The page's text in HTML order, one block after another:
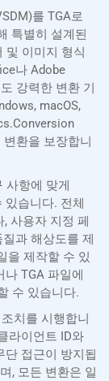
를 TGA로
특별히 설계된
및 이미지 형식
나 Adobe
강력한 변환 기
macOS,
환을 보장합니
사항에 맞게
있습니다. 전체
사용자 지정 페
과 해상도를 제
을 제작할 수 있
TGA 파일에
수 있습니다.
치를 시행합니
라이언트 ID와
단 접근이 방지됩
, 모든 변환은 일